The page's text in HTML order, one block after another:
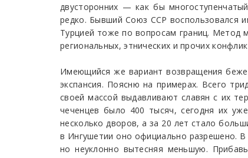
двусторонних — как бы
редко. Бывший Союз ССР воспользовался
Турцией тоже по вопросам границ. Метод
региональных, этнических и прочих
Имеющийся же вариант возвращения
экспансия. Поясню на примерах. Всего
своей массой выдавливают славян с их
чеченцев было 400 тысяч, сегодня их
несколько дворов, а за 20 лет стало
в Ингушетии оно официально разрешено. В
но неуклонно вытесняя меньшую.